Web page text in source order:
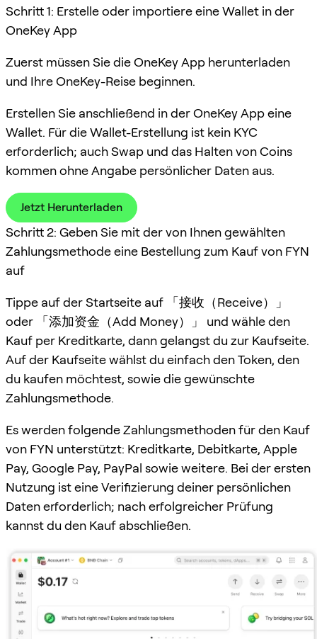
Schritt 1: Erstelle oder importiere eine Wallet in der
OneKey App
Zuerst müssen Sie die OneKey App herunterladen
und Ihre OneKey-Reise beginnen.
Erstellen Sie anschließend in der OneKey App eine
Wallet. Für die Wallet-Erstellung ist kein KYC
erforderlich; auch Swap und das Halten von Coins
kommen ohne Angabe persönlicher Daten aus.
Jetzt Herunterladen
Schritt 2: Geben Sie mit der von Ihnen gewählten
Zahlungsmethode eine Bestellung zum Kauf von FYN
auf
Tippe auf der Startseite auf 「接收（Receive）」
oder 「添加资金（Add Money）」 und wähle den
Kauf per Kreditkarte, dann gelangst du zur Kaufseite.
Auf der Kaufseite wählst du einfach den Token, den
du kaufen möchtest, sowie die gewünschte
Zahlungsmethode.
Es werden folgende Zahlungsmethoden für den Kauf
von FYN unterstützt: Kreditkarte, Debitkarte, Apple
Pay, Google Pay, PayPal sowie weitere. Bei der ersten
Nutzung ist eine Verifizierung deiner persönlichen
Daten erforderlich; nach erfolgreicher Prüfung
kannst du den Kauf abschließen.